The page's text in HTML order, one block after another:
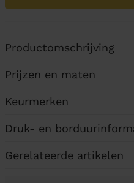
Productomschrijving
Prijzen en maten
Keurmerken
Druk- en
Gerelateerde artikelen